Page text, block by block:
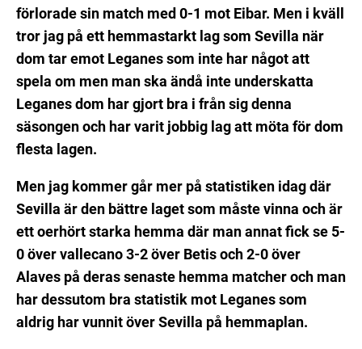
förlorade sin match med 0-1 mot Eibar. Men i kväll
tror jag på ett hemmastarkt lag som Sevilla när
dom tar emot Leganes som inte har något att
spela om men man ska ändå inte underskatta
Leganes dom har gjort bra i från sig denna
säsongen och har varit jobbig lag att möta för dom
flesta lagen.
Men jag kommer går mer på statistiken idag där
Sevilla är den bättre laget som måste vinna och är
ett oerhört starka hemma där man annat fick se 5-
0 över vallecano 3-2 över Betis och 2-0 över
Alaves på deras senaste hemma matcher och man
har dessutom bra statistik mot Leganes som
aldrig har vunnit över Sevilla på hemmaplan.